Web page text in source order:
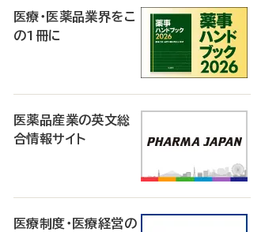
医療・医薬品業界をこ
の1冊に
医薬品産業の英文総
合情報サイト
医療制度・医療経営の